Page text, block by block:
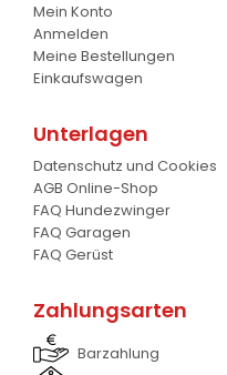
Silageschieber
Frontlader
Mein Konto
Anmelden
Meine Bestellungen
Einkaufswagen
Unterlagen
Datenschutz und Cookies
AGB Online-Shop
FAQ Hundezwinger
FAQ Garagen
FAQ Gerüst
Zahlungsarten
Barzahlung